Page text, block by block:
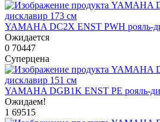
YAMAHA DC2X ENST PWH рояль-
Ожидается
0 70447
Суперцена
YAMAHA DGB1K ENST PE рояль-
Ожидаем!
1 69515